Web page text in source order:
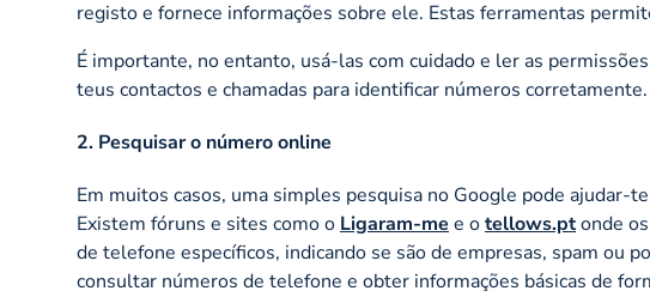
registo e fornece informações sobre ele. Estas ferramentas
É importante, no entanto, usá-las com cuidado e ler as
teus contactos e chamadas para identificar números corretamente.
2. Pesquisar o número online
Em muitos casos, uma simples pesquisa no Google pode ajudar-
Existem fóruns e sites como o Ligaram-me e otellows.ptonde
de telefone específicos, indicando se são de empresas, spam ou
consultar números de telefone e obter informações básicas de